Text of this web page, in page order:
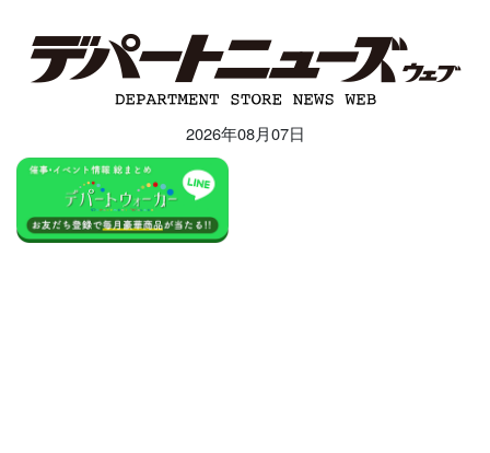
2026年08月07日